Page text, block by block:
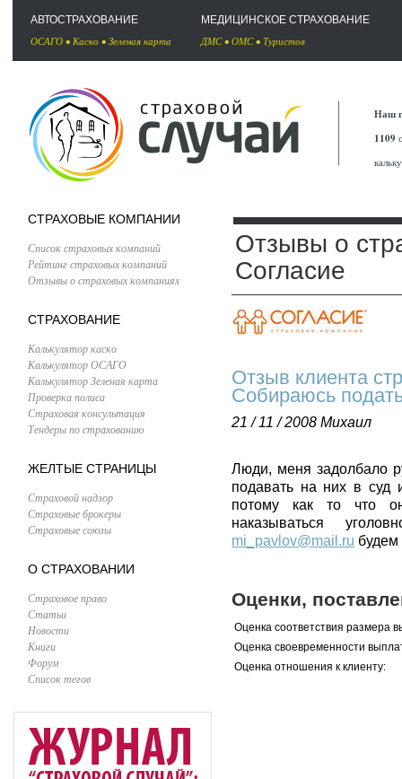
АВТОСТРАХОВАНИЕ
ОСАГО • Каско • Зеленая карта
МЕДИЦИНСКОЕ СТРАХОВАНИЕ
ДМС• ОМС• Туристов
Наш
1109
СТРАХОВЫЕ КОМПАНИИ
Список страховых компаний
Рейтинг страховых компаний
Отзывы о страховых компаниях
СТРАХОВАНИЕ
Калькулятор каско
Калькулятор ОСАГО
Калькулятор Зеленая карта
Проверка полиса
Страховая консультация
Тендеры по страхованию
ЖЕЛТЫЕ СТРАНИЦЫ
Страховой надзор
Страховые брокеры
Страховые союзы
О СТРАХОВАНИИ
Страховое право
Статьи
Новости
Книги
Форум
Список тегов
Отзывы о
Согласие
Отзыв клиента
Собираюсь
21 / 11 / 2008 Михаил
Люди, меня задолбало
подавать на них в суд
потому как то что
наказываться
mi_pavlov@mail.ru будем
Оценки,
Оценка соответствия размера
Оценка своевременности
Оценка отношения к клиенту: